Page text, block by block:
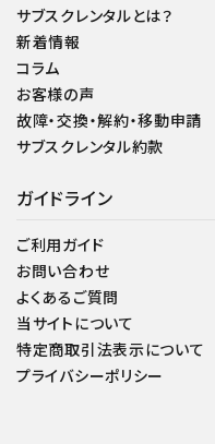
サブスクレンタルとは？
新着情報
コラム
お客様の声
故障・交換・解約・移動申請
サブスクレンタル約款
ガイドライン
ご利用ガイド
お問い合わせ
よくあるご質問
当サイトについて
特定商取引法表示について
プライバシーポリシー